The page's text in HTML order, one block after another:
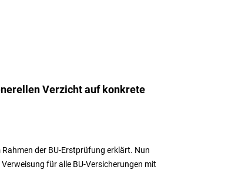
Verzicht auf konkrete
der BU-Erstprüfung erklärt. Nun
für alle BU-Versicherungen mit